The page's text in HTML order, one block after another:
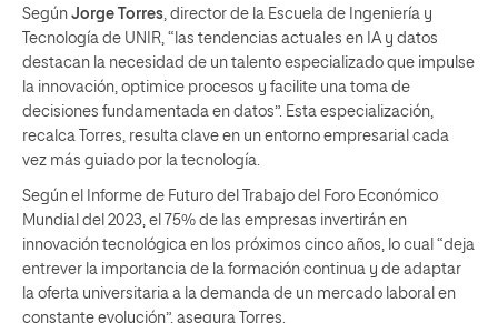
Según Jorge Torres , director de la Escuela de Ingeniería y
Tecnología de UNIR, “las tendencias actuales en IA y datos
destacan la necesidad de un talento especializado que impulse
la innovación, optimice procesos y facilite una toma de
decisiones fundamentada en datos”. Esta especialización,
recalca Torres, resulta clave en un entorno empresarial cada
vez más guiado por la tecnología.
Según el Informe de Futuro del Trabajo del Foro Económico
Mundial del 2023, el 75% de las empresas invertirán en
innovación tecnológica en los próximos cinco años, lo cual “deja
entrever la importancia de la formación continua y de adaptar
la oferta universitaria a la demanda de un mercado laboral en
constante evolución”, asegura Torres.